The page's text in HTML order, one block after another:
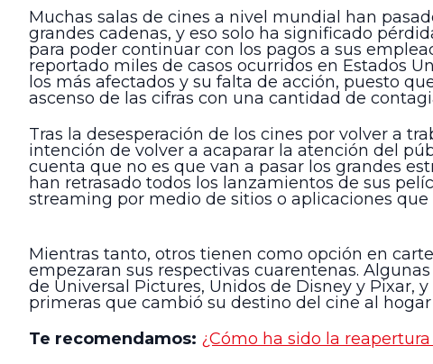
Muchas salas de cines a nivel mundial han
grandes cadenas, y eso solo ha significado
para poder continuar con los pagos a sus
reportado miles de casos ocurridos en Estados
los más afectados y su falta de acción, puesto
ascenso de las cifras con una cantidad de
Tras la desesperación de los cines por volver a
intención de volver a acaparar la atención del
cuenta que no es que van a pasar los grandes
han retrasado todos los lanzamientos de sus
streaming por medio de sitios o aplicaciones
Mientras tanto, otros tienen como opción en
empezaran sus respectivas cuarentenas.
de Universal Pictures, Unidos de Disney y Pixar,
primeras que cambió su destino del cine al
Te recomendamos: ¿Cómo ha sido la